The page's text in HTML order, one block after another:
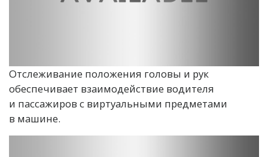
Отслеживание положения головы и рук
обеспечивает взаимодействие водителя
и пассажиров с виртуальными предметами
в машине.